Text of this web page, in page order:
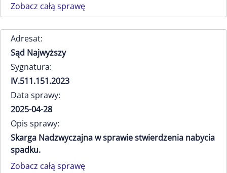
Zobacz całą sprawę
Adresat:
Sąd Najwyższy
Sygnatura:
IV.511.151.2023
Data sprawy:
2025-04-28
Opis sprawy:
Skarga Nadzwyczajna w sprawie stwierdzenia nabycia
spadku.
Zobacz całą sprawę